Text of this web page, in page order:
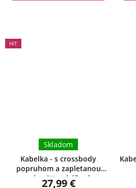
HIT
Kabelka - s crossbody
popruhom a zapletanou
rukoväťou, béžová
Skladom
27,99 €